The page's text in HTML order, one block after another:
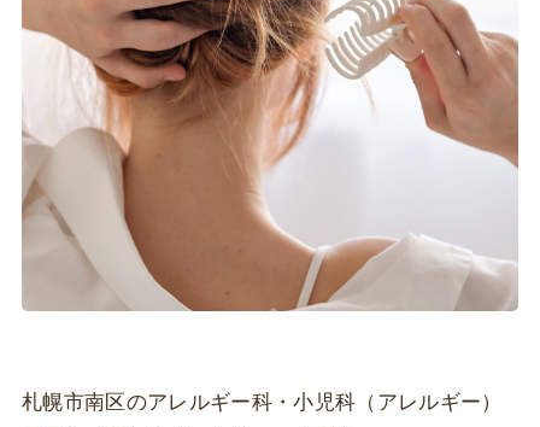
札幌市南区のアレルギー科・小児科（アレルギー）